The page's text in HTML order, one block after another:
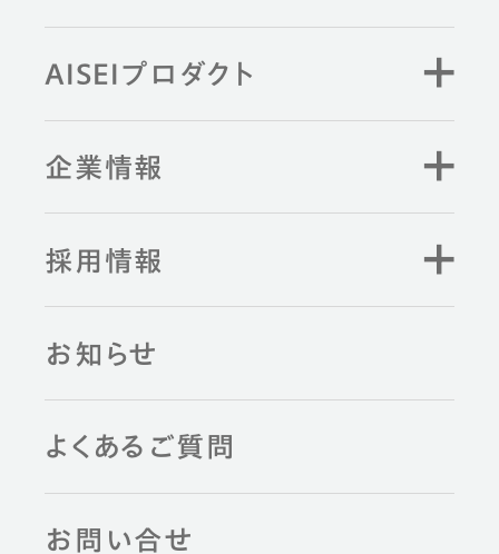
AISEIプロダクト
企業情報
採用情報
お知らせ
よくあるご質問
お問い合せ